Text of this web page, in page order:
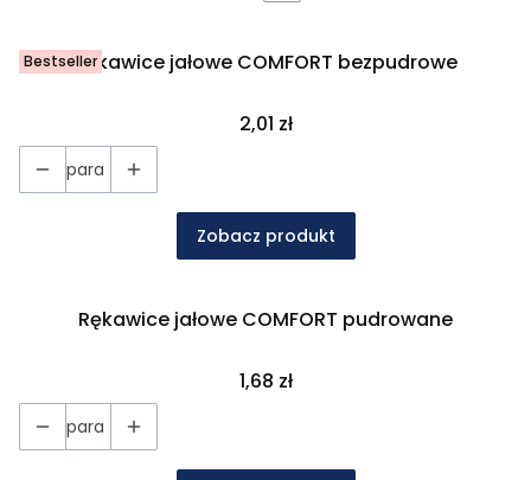
BestsellerRękawice jałowe COMFORT bezpudrowe
Cena
2,01 zł
para
Zobacz produkt
Rękawice jałowe COMFORT pudrowane
Cena
1,68 zł
para